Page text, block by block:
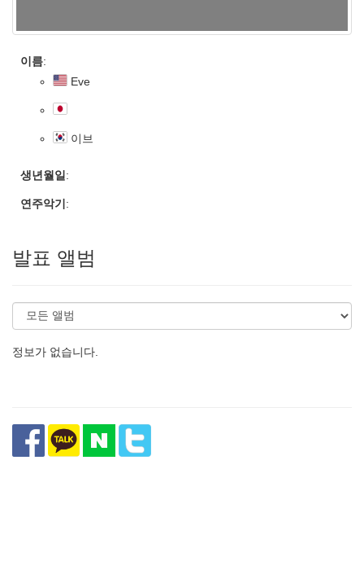
이름:
Eve
이브
생년월일 :
연주악기 :
발표 앨범
정보가 없습니다.